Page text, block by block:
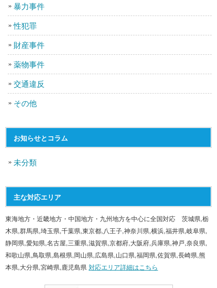
暴力事件
性犯罪
財産事件
薬物事件
交通違反
その他
お知らせとコラム
未分類
主な対応エリア
東海地方・近畿地方・中国地方・九州地方を中心に全国対応 茨城県,栃
木県,群馬県,埼玉県,千葉県,東京都,八王子,神奈川県,横浜,福井県,岐阜県,
静岡県,愛知県,名古屋,三重県,滋賀県,京都府,大阪府,兵庫県,神戸,奈良県,
和歌山県,鳥取県,島根県,岡山県,広島県,山口県,福岡県,佐賀県,長崎県,熊
本県,大分県,宮崎県,鹿児島県対応エリア詳細はこちら